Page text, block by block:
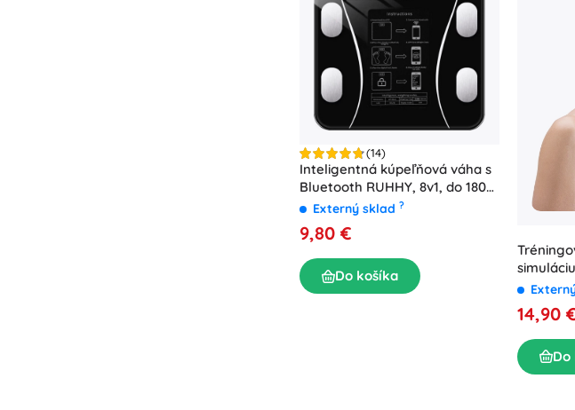
(14)
Inteligentná kúpeľňová váha s
Bluetooth RUHHY, 8v1, do 180
kgExterný sklad ?
9,80 €
Do košíka
14,90
Do